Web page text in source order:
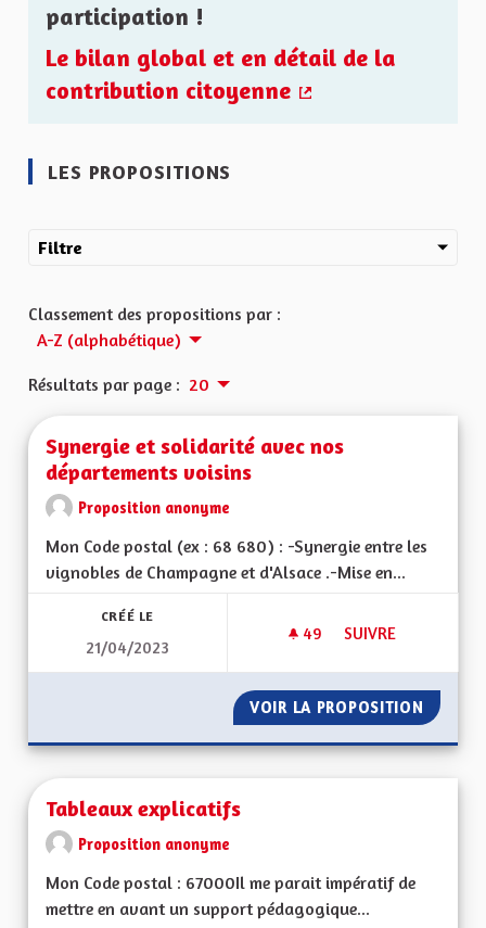
participation !
Le bilan global et en détail de la
contribution citoyenne
LES PROPOSITIONS
Filtre
Classement des propositions par :
A-Z (alphabétique)
Résultats par page : 20
Synergie et solidarité avec nos
départements voisins
Proposition anonyme
Mon Code postal (ex : 68 680) : -Synergie entre les
vignobles de Champagne et d'Alsace .-Mise en...
CRÉÉ LE
21/04/2023
49 49 ABONNÉS
SUIVRE
VOIR LA PROPOSITION
Tableaux explicatifs
Proposition anonyme
Mon Code postal : 67000Il me parait impératif de
mettre en avant un support pédagogique...